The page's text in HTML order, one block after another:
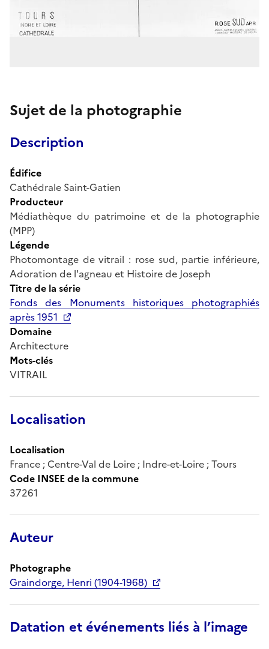
Sujet de la photographie
Description
Édifice
Cathédrale Saint-Gatien
Producteur
Médiathèque du patrimoine et de la photographie
(MPP)
Légende
Photomontage de vitrail : rose sud, partie inférieure,
Adoration de l'agneau et Histoire de Joseph
Titre de la série
Fonds des Monuments historiques photographiés
après 1951
Domaine
Architecture
Mots-clés
VITRAIL
Localisation
Localisation
France ; Centre-Val de Loire ; Indre-et-Loire ; Tours
Code INSEE de la commune
37261
Auteur
Photographe
Graindorge, Henri (1904-1968)
Datation et événements liés à l’image